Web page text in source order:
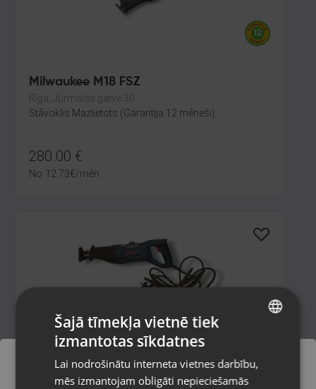
Milwaukee M18 FSZ
Rīga, Jūrmalas gatve 30
Stāvoklis Mazlietots (Garantija 12 mēneši)
280.00 €
No 12.73€/mēn.
Bosch GSA 1100E
Rīga, Tilta iela 12
Stāvoklis Lietots (Garantija 6 mēneši)
RUSSIAN
Šajā tīmekļa vietnē tiek
izmantotas sīkdatnes
Lai nodrošinātu interneta vietnes darbību,
mēs izmantojam obligāti nepieciešamās